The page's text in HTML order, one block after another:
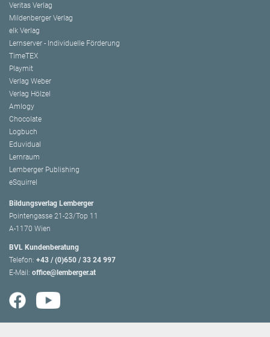
Veritas Verlag
Mildenberger Verlag
elk Verlag
Lernserver - Individuelle Förderung
TimeTEX
Playmit
Verlag Weber
Verlag Hölzel
Amlogy
Chocolate
Logbuch
Eduvidual
Lernraum
Lemberger Publishing
eSquirrel
Bildungsverlag Lemberger
Pointengasse 21-23/Top 11
A-1170 Wien
BVL Kundenberatung
Telefon: +43 / (0)650 / 33 24 997
E-Mail: office@lemberger.at